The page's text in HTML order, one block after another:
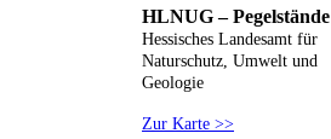
HLNUG – Pegelstände
Hessisches Landesamt für
Naturschutz, Umwelt und
Geologie
Zur Karte >>